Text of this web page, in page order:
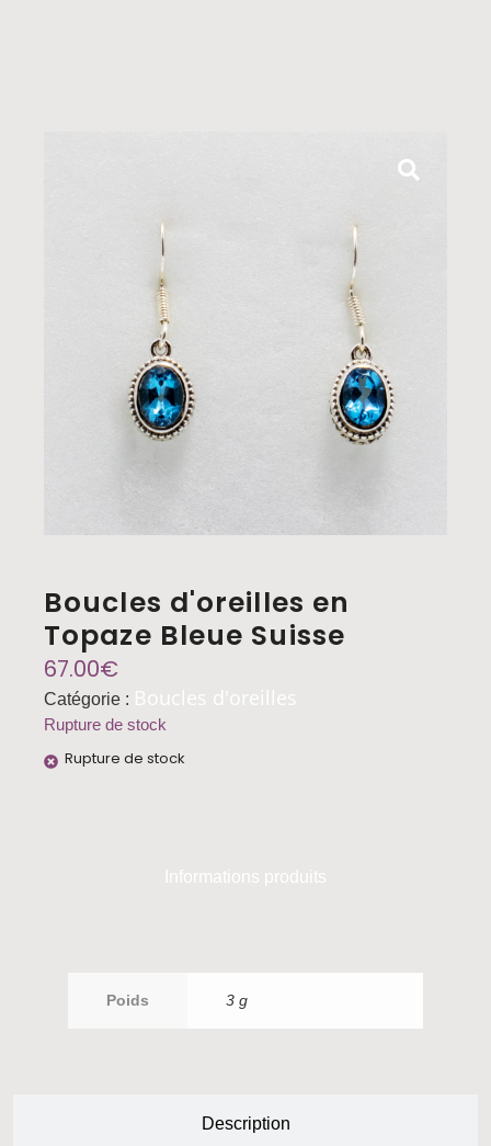
Boucles d'oreilles en
Topaze Bleue Suisse
67.00€
Catégorie : Boucles d'oreilles
Rupture de stock
Rupture de stock
Informations produits
Description
Poids 3 g